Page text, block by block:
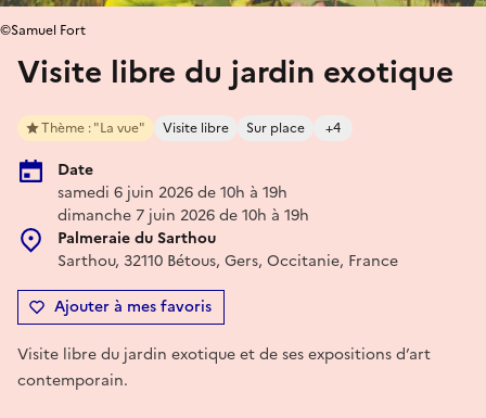
Visite libre du jardin exotique
Thème : "La vue" Visite libre Sur place +4
Date
samedi 6 juin 2026 de 10h à 19h
dimanche 7 juin 2026 de 10h à 19h
Palmeraie du Sarthou
Sarthou, 32110 Bétous, Gers, Occitanie, France
Ajouter à mes favoris
©Samuel Fort
Visite libre du jardin exotique et de ses expositions d’art
contemporain.